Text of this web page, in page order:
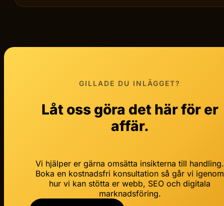
GILLADE DU INLÄGGET?
Låt oss göra det här för er
affär.
Vi hjälper er gärna omsätta insikterna till handling.
Boka en kostnadsfri konsultation så går vi igenom
hur vi kan stötta er webb, SEO och digitala
marknadsföring.